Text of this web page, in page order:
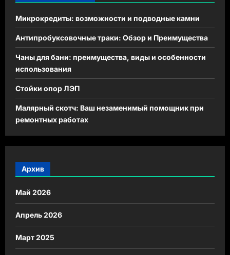
Микрокредиты: возможности и подводные камни
Антипробуксовочные траки: Обзор и Преимущества
Чаны для бани: преимущества, виды и особенности
использования
Стойки опор ЛЭП
Малярный скотч: Ваш незаменимый помощник при
ремонтных работах
Архив
Май 2026
Апрель 2026
Март 2025